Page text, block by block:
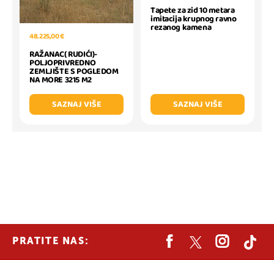
48.225,00 €
RAŽANAC( RUDIĆI)-
POLJOPRIVREDNO
ZEMLJIŠTE S POGLEDOM
NA MORE 3215 M2
SAZNAJ VIŠE
Tapete za zid 10 metara
imitacija krupnog ravno
rezanog kamena
SAZNAJ VIŠE
PRATITE NAS: